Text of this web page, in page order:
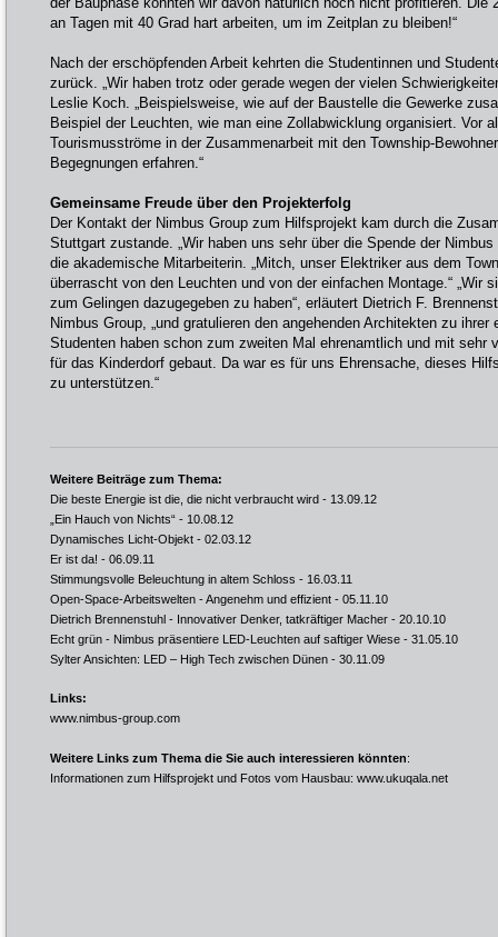
an Tagen mit 40 Grad hart arbeiten, um im Zeitplan zu bleiben!“
Nach der erschöpfenden Arbeit kehrten die Studentinnen und
zurück. „Wir haben trotz oder gerade wegen der vielen
Leslie Koch. „Beispielsweise, wie auf der Baustelle die Gewerke
Beispiel der Leuchten, wie man eine Zollabwicklung organisiert. Vor
Tourismusströme in der Zusammenarbeit mit den Township-
Begegnungen erfahren.“
Gemeinsame Freude über den Projekterfolg
Der Kontakt der Nimbus Group zum Hilfsprojekt kam durch die
Stuttgart zustande. „Wir haben uns sehr über die Spende der
die akademische Mitarbeiterin. „Mitch, unser Elektriker aus dem
überrascht von den Leuchten und von der einfachen Montage.“ „Wir
zum Gelingen dazugegeben zu haben“, erläutert Dietrich F.
Nimbus Group, „und gratulieren den angehenden Architekten zu ihrer
Studenten haben schon zum zweiten Mal ehrenamtlich und mit sehr
für das Kinderdorf gebaut. Da war es für uns Ehrensache, dieses
zu unterstützen.“
Weitere Beiträge zum Thema:
Die beste Energie ist die, die nicht verbraucht wird - 13.09.12
„Ein Hauch von Nichts“ - 10.08.12
Dynamisches Licht-Objekt - 02.03.12
Er ist da! - 06.09.11
Stimmungsvolle Beleuchtung in altem Schloss - 16.03.11
Open-Space-Arbeitswelten - Angenehm und effizient - 05.11.10
Dietrich Brennenstuhl - Innovativer Denker, tatkräftiger Macher - 20.10.10
Echt grün - Nimbus präsentiere LED-Leuchten auf saftiger Wiese - 31.05.10
Sylter Ansichten: LED – High Tech zwischen Dünen - 30.11.09
Links:
www.nimbus-group.com
Weitere Links zum Thema die Sie auch interessieren könnten:
Informationen zum Hilfsprojekt und Fotos vom Hausbau: www.ukuqala.net